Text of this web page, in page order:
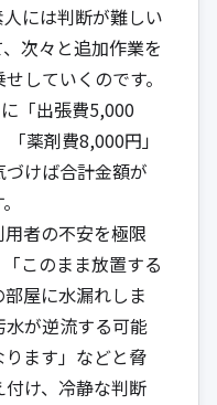
には判断が難しい
次々と追加作業を
していくのです。
「出張費5,000
薬剤費8,000円」
けば合計金額が
者の不安を極限
このまま放置する
屋に水漏れしま
が逆流する可能
ます」などと脅
け、冷静な判断